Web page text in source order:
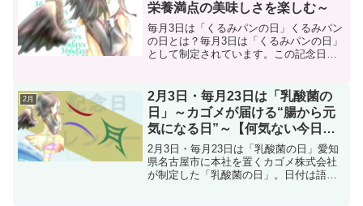
栄養満点の美味しさを楽しむ～
毎月3日は「くるみパンの日」くるみパン
の日とは？毎月3日は「くるみパンの日」
として制定されています。この記念日
ォルニアくるみ協会」が、日本でのくる
みパンの普及を目的に設...
2月
2月3日・毎月23日は「乳酸菌の
日」～カゴメが届ける“腸から元
気になる日”～【何気ない今日は
何の日？】
2月3日・毎月23日は「乳酸菌の日」愛知
県名古屋市に本社を置くカゴメ株式会社
が制定した「乳酸菌の日」。日付は語呂